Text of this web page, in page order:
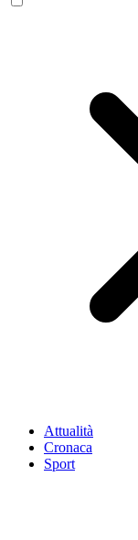
Attualità
Cronaca
Sport